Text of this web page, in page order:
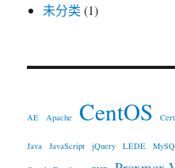
未分类 (1)
AE Apache CentOS
Java JavaScript jQuery LEDE